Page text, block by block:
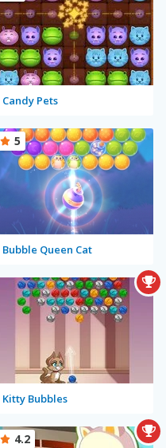
Candy Pets
Bubble Queen Cat
5
Kitty Bubbles
4.2